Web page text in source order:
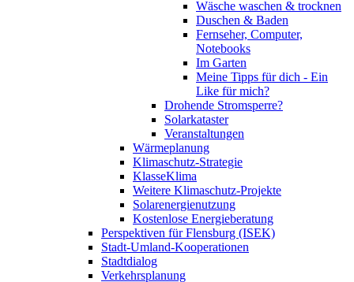
Wäsche waschen & trocknen
Duschen & Baden
Fernseher, Computer,
Notebooks
Im Garten
Meine Tipps für dich - Ein
Like für mich?
Drohende Stromsperre?
Solarkataster
Veranstaltungen
Wärmeplanung
Klimaschutz-Strategie
KlasseKlima
Weitere Klimaschutz-Projekte
Solarenergienutzung
Kostenlose Energieberatung
Perspektiven für Flensburg (ISEK)
Stadt-Umland-Kooperationen
Stadtdialog
Verkehrsplanung